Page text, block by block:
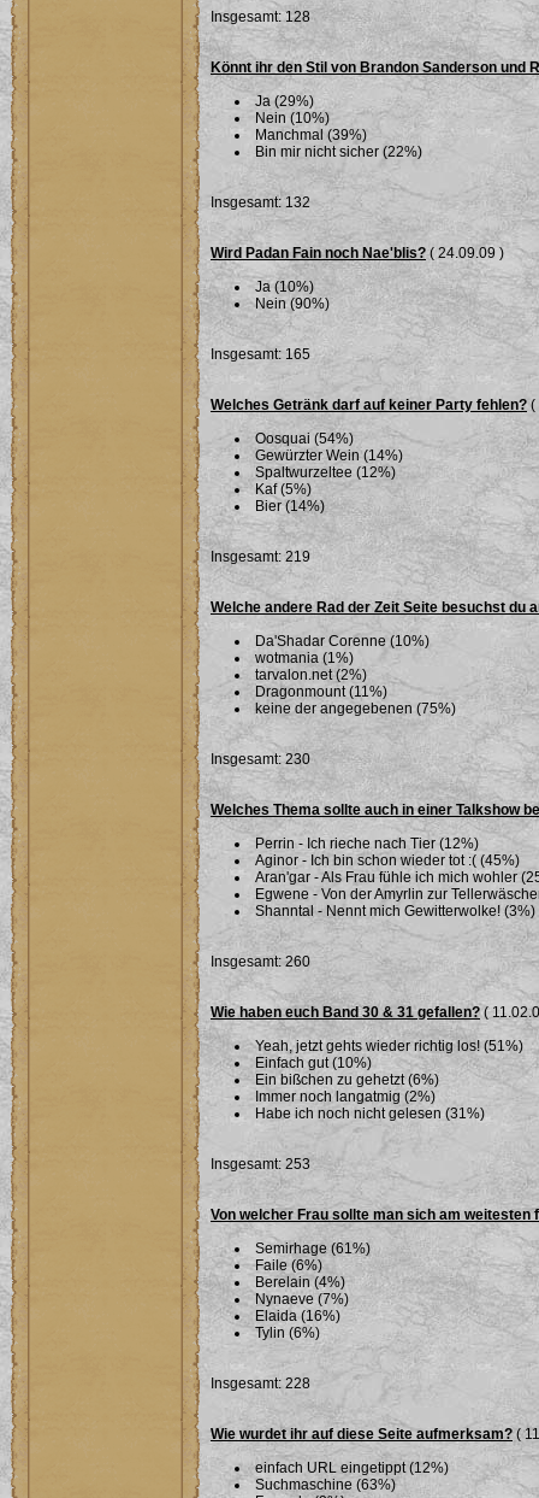
Insgesamt: 128
Könnt ihr den Stil von Brandon Sanderson und
Ja (29%)
Nein (10%)
Manchmal (39%)
Bin mir nicht sicher (22%)
Insgesamt: 132
Wird Padan Fain noch Nae'blis?( 24.09.09 )
Ja (10%)
Nein (90%)
Insgesamt: 165
Welches Getränk darf auf keiner Party fehlen? (
Oosquai (54%)
Gewürzter Wein (14%)
Spaltwurzeltee (12%)
Kaf (5%)
Bier (14%)
Insgesamt: 219
Welche andere Rad der Zeit Seite besuchst du
Da'Shadar Corenne (10%)
wotmania (1%)
tarvalon.net (2%)
Dragonmount (11%)
keine der angegebenen (75%)
Insgesamt: 230
Welches Thema sollte auch in einer Talkshow
Perrin - Ich rieche nach Tier (12%)
Aginor - Ich bin schon wieder tot :( (45%)
Aran'gar - Als Frau fühle ich mich wohler
Egwene - Von der Amyrlin zur
Shanntal - Nennt mich Gewitterwolke! (3%)
Insgesamt: 260
Wie haben euch Band 30 & 31 gefallen?(
Yeah, jetzt gehts wieder richtig los! (51%)
Einfach gut (10%)
Ein bißchen zu gehetzt (6%)
Immer noch langatmig (2%)
Habe ich noch nicht gelesen (31%)
Insgesamt: 253
Von welcher Frau sollte man sich am weitesten
Semirhage (61%)
Faile (6%)
Berelain (4%)
Nynaeve (7%)
Elaida (16%)
Tylin (6%)
Insgesamt: 228
Wie wurdet ihr auf diese Seite aufmerksam? (
einfach URL eingetippt (12%)
Suchmaschine (63%)